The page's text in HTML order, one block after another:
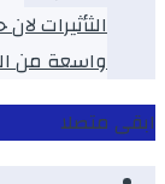
الثأثيرات
واسعة من
ابقى متصلا